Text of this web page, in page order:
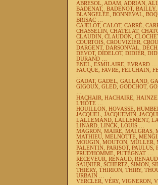
ABRESOL, ADAM, ADRIAN,
BADENAT,
BADENOT,
BLANGELÉE, BONNEVAL,
BRISAC …
CAJELOT, CALOT, CARRÉ,
CHASSELIN, CHATELAT,
CLAUDIN, CLAUDON,
COURTOIS, CROUVIZIER,
DARGENT, DARSONVAL,
DEVOT, DIDELOT, DIDIER,
DURAND …
ENEL, ESMILAIRE, EVRARD …
FAUQUE, FAVRE, FELCHAIN,
…
GADAT, GADEL, GALLAND,
GIGOUX, GLED, GODCHOT,
…
HACHAIR, HACHAIRE,
L'HÔTE …
HOUILLON, HOVASSE,
JACQUEL, JACQUEMIN,
LALLEMAND, LALLEMENT,
LINARD, LINCK, LOUIS …
MAGRON, MAIRE, MALGRAS,
MATHIEU, MELNOTTE,
MOUGIN, MOUTON,
PALENTIN, PARISOT, PAULUS,
PRUD'HOMME, PUTEGNAT …
RECEVEUR, RENAUD,
SAUNIER, SCHERTZ, SIMON,
THIÉRY, THIRION, THIRY,
URBAIN …
VERCLER, VÉRY, VIGNERON,